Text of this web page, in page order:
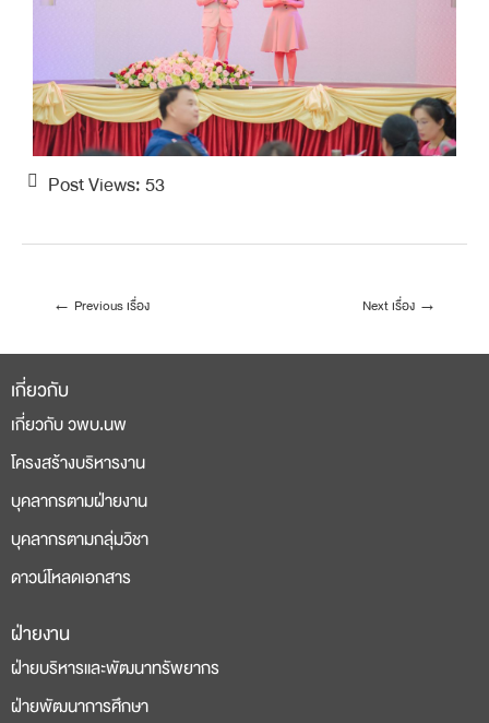
Post Views:53
← Previous เรื่อง Next เรื่อง →
เกี่ยวกับ
เกี่ยวกับ วพบ.นพ
โครงสร้างบริหารงาน
บุคลากรตามฝ่ายงาน
บุคลากรตามกลุ่มวิชา
ดาวน์โหลดเอกสาร
deneme
bonusu
casino
siteleri
ฝ่ายงาน
ฝ่ายบริหารและพัฒนาทรัพยากร
ฝ่ายพัฒนาการศึกษา